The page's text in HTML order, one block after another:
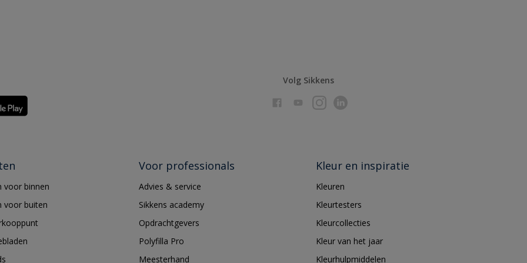
Volg Sikkens
voor binnen
voor buiten
Voor professionals
Advies & service
Sikkens academy
Opdrachtgevers
Polyfilla Pro
Meesterhand
Kleur en inspiratie
Kleuren
Kleurtesters
Kleurcollecties
Kleur van het jaar
Kleurhulpmiddelen